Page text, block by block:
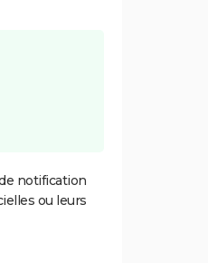
notification
ou leurs